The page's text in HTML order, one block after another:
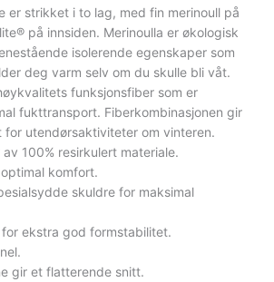
er strikket i to lag, med fin merinoull på
på innsiden. Merinoulla er økologisk
isolerende egenskaper som
deg varm selv om du skulle bli våt.
funksjonsfiber som er
fukttransport. Fiber­kombinasjonen gir
utendørsaktiviteter om vinteren.
100% resirkulert materiale.
komfort.
skuldre for maksimal
ekstra god formstabilitet.
gir et flatterende snitt.